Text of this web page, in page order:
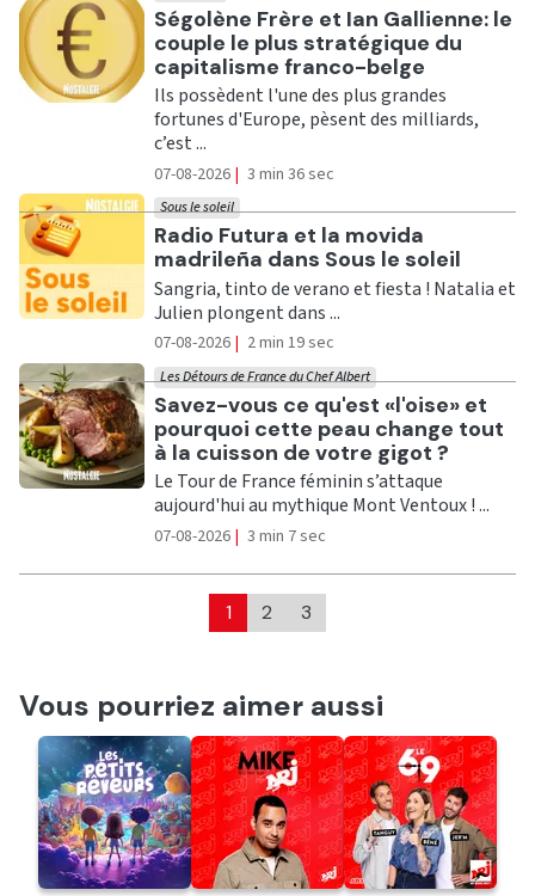
Ecouter
Ségolène Frère et Ian Gallienne: le
couple le plus stratégique du
capitalisme franco-belge
Ils possèdent l'une des plus grandes
fortunes d'Europe, pèsent des milliards,
c’est ...
07-08-2026 | 3 min 36 sec
Ecouter
Radio Futura et la movida
madrileña dans Sous le soleil
Sous le soleil
Sangria, tinto de verano et fiesta ! Natalia et
Julien plongent dans ...
07-08-2026 | 2 min 19 sec
Ecouter
Savez-vous ce qu'est «l'oise» et
pourquoi cette peau change tout
à la cuisson de votre gigot ?
Les Détours de France du Chef Albert
Le Tour de France féminin s’attaque
aujourd'hui au mythique Mont Ventoux ! ...
07-08-2026 | 3 min 7 sec
1 2 3
Vous pourriez aimer aussi